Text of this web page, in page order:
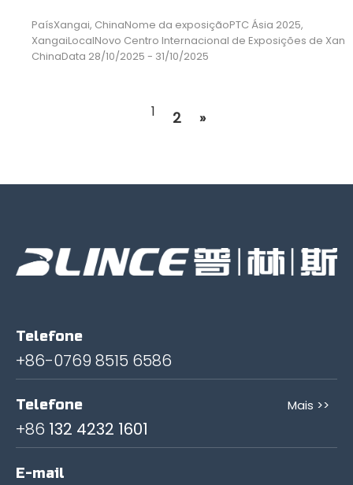
PaísXangai, ChinaNome da exposiçãoPTC Ásia 2025,
XangaiLocalNovo Centro Internacional de Exposições de
ChinaData 28/10/2025 - 31/10/2025
1 2 »
Telefone
+86-0769 8515 6586
Telefone Mais >>
+86 132 4232 1601
E-mail